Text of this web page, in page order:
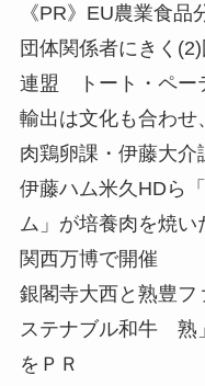
《PR》EU農業食
団体関係者にきく
連盟 トート・ペー
輸出は文化も合わ
肉鶏卵課・伊藤大介
伊藤ハム米久HDら
ム」が培養肉を焼
関西万博で開催
銀閣寺大西と熟豊フ
ステナブル和牛 熟
をＰＲ